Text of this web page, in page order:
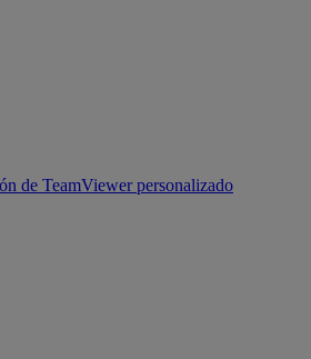
de TeamViewer personalizado